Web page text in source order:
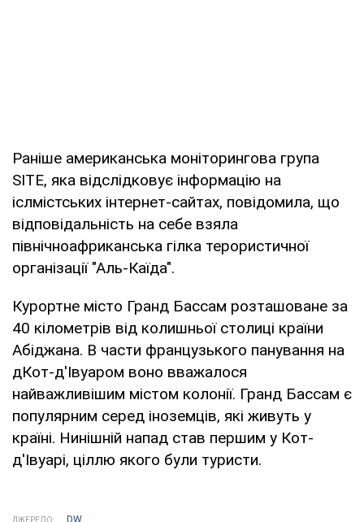
Раніше американська моніторингова група
SITE, яка відслідковує інформацію на
іслмістських інтернет-сайтах, повідомила, що
відповідальність на себе взяла
північноафриканська гілка терористичної
організації "Аль-Каїда".
Курортне місто Гранд Бассам розташоване за
40 кілометрів від колишньої столиці країни
Абіджана. В части французького панування на
дКот-д'Івуаром воно вважалося
найважливішим містом колонії. Гранд Бассам є
популярним серед іноземців, які живуть у
країні. Нинішній напад став першим у Кот-
д'Івуарі, ціллю якого були туристи.
ДЖЕРЕЛО: DW